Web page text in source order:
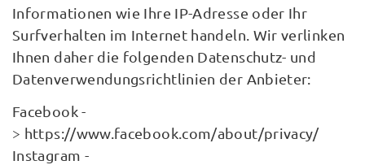
Informationen wie Ihre IP-Adresse oder Ihr
Surfverhalten im Internet handeln. Wir verlinken
Ihnen daher die folgenden Datenschutz- und
Datenverwendungsrichtlinien der Anbieter:
Facebook -
> https://www.facebook.com/about/privacy/
Instagram -